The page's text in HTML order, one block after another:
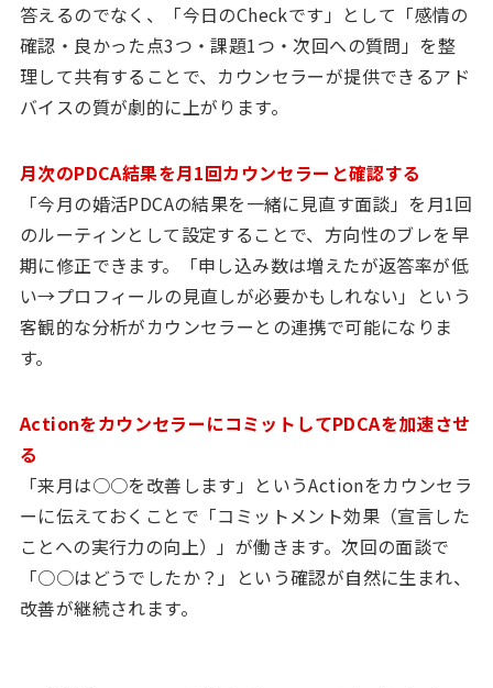
答えるのでなく、「今日のCheckです」として「感情の
確認・良かった点3つ・課題1つ・次回への質問」を整
理して共有することで、カウンセラーが提供できるアド
バイスの質が劇的に上がります。
月次のPDCA結果を月1回カウンセラーと確認する
「今月の婚活PDCAの結果を一緒に見直す面談」を月1回
のルーティンとして設定することで、方向性のブレを早
期に修正できます。「申し込み数は増えたが返答率が低
い→プロフィールの見直しが必要かもしれない」という
客観的な分析がカウンセラーとの連携で可能になりま
す。
ActionをカウンセラーにコミットしてPDCAを加速させ
る
「来月は○○を改善します」というActionをカウンセラ
ーに伝えておくことで「コミットメント効果（宣言した
ことへの実行力の向上）」が働きます。次回の面談で
「○○はどうでしたか？」という確認が自然に生まれ、
改善が継続されます。